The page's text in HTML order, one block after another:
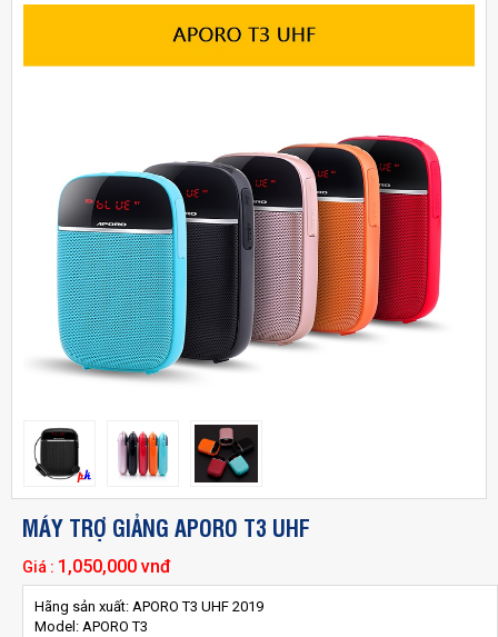
MÁY TRỢ GIẢNG APORO T3 UHF
Giá : 1,050,000 vnđ
Hãng sản xuất: APORO T3 UHF 2019
Model: APORO T3